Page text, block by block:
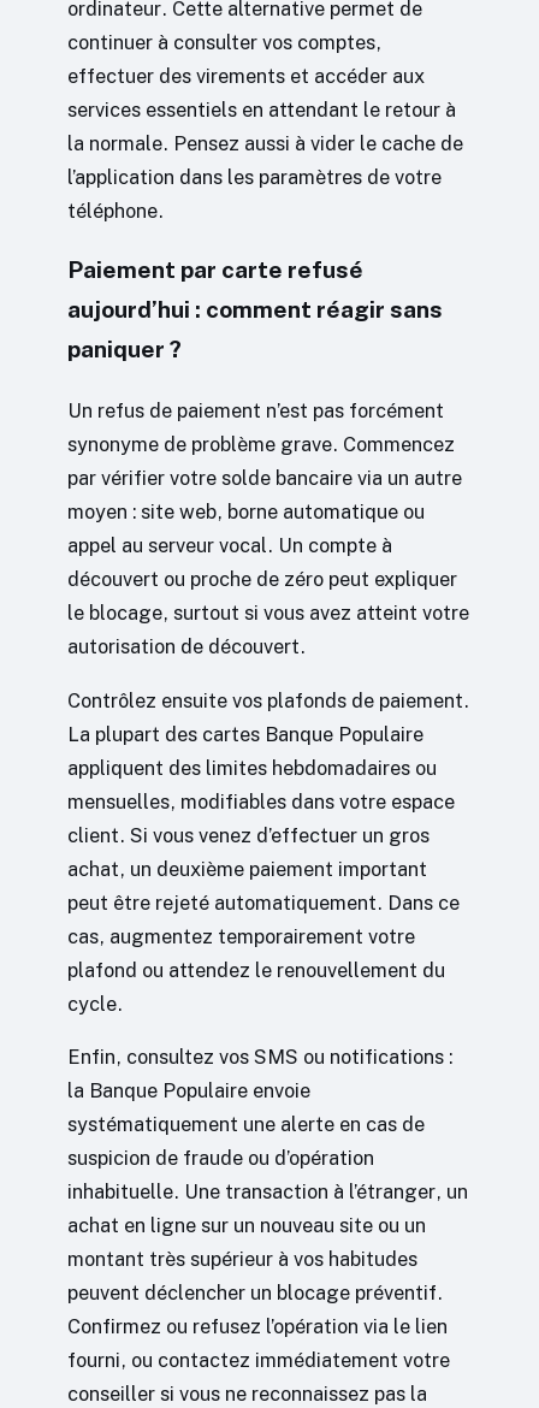
ordinateur. Cette alternative permet de
continuer à consulter vos comptes,
effectuer des virements et accéder aux
services essentiels en attendant le retour à
la normale. Pensez aussi à vider le cache de
l’application dans les paramètres de votre
téléphone.
Paiement par carte refusé
aujourd’hui : comment réagir sans
paniquer ?
Un refus de paiement n’est pas forcément
synonyme de problème grave. Commencez
par vérifier votre solde bancaire via un autre
moyen : site web, borne automatique ou
appel au serveur vocal. Un compte à
découvert ou proche de zéro peut expliquer
le blocage, surtout si vous avez atteint votre
autorisation de découvert.
Contrôlez ensuite vos plafonds de paiement.
La plupart des cartes Banque Populaire
appliquent des limites hebdomadaires ou
mensuelles, modifiables dans votre espace
client. Si vous venez d’effectuer un gros
achat, un deuxième paiement important
peut être rejeté automatiquement. Dans ce
cas, augmentez temporairement votre
plafond ou attendez le renouvellement du
cycle.
Enfin, consultez vos SMS ou notifications :
la Banque Populaire envoie
systématiquement une alerte en cas de
suspicion de fraude ou d’opération
inhabituelle. Une transaction à l’étranger, un
achat en ligne sur un nouveau site ou un
montant très supérieur à vos habitudes
peuvent déclencher un blocage préventif.
Confirmez ou refusez l’opération via le lien
fourni, ou contactez immédiatement votre
conseiller si vous ne reconnaissez pas la